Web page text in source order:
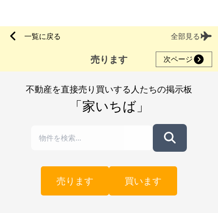
一覧に戻る 全部見る
売ります 次ページ
不動産を直接売り買いする人たちの掲示板
「家いちば」
売ります 買います